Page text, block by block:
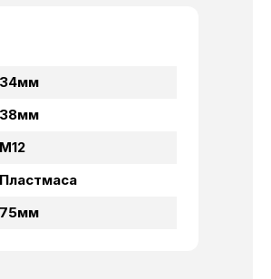
34мм
38мм
М12
Пластмаса
75мм